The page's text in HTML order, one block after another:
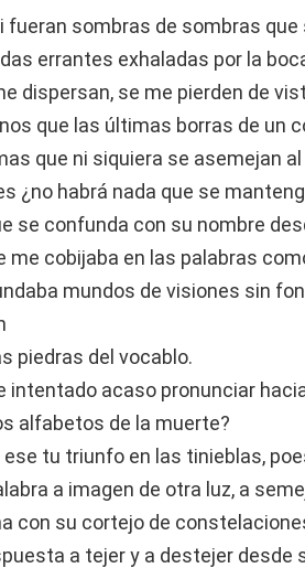
fueran sombras de sombras que
errantes exhaladas por la
dispersan, se me pierden de
que las últimas borras de un
que ni siquiera se asemejan
¿no habrá nada que se
se confunda con su nombre
me cobijaba en las palabras
mundos de visiones sin
piedras del vocablo.
intentado acaso pronunciar
alfabetos de la muerte?
ese tu triunfo en las tinieblas,
a imagen de otra luz, a
con su cortejo de
a tejer y a destejer desde